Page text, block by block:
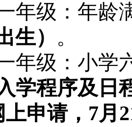
年级：年龄
生） 。
年级：小学
学程序及 日
申请， 7月